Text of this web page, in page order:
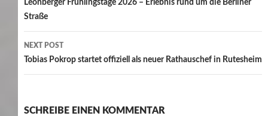
navigation
Leonberger Frühlingstage 2026 – Erlebnis rund um die Berliner
Straße
NEXT POST
Tobias Pokrop startet offiziell als neuer Rathauschef in Rutesheim
SCHREIBE EINEN KOMMENTAR